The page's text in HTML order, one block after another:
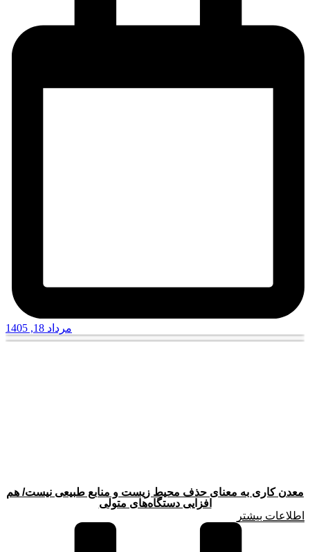
مرداد 18, 1405
معدن کاری به معنای حذف محیط زیست و منابع طبیعی نیست/ هم
افزایی دستگاه‌های متولی
اطلاعات بیشتر